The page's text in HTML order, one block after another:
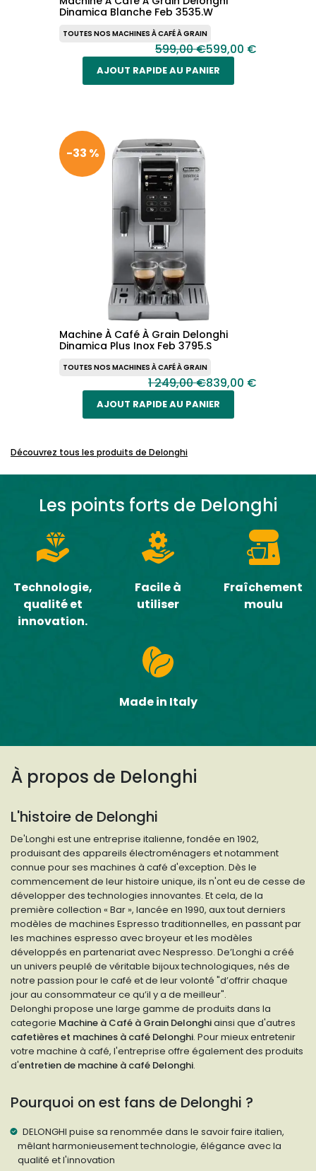
Dinamica Blanche Feb 3535.W
TOUTES NOS MACHINES À CAFÉ À GRAIN
599,00 €599,00 €
AJOUT RAPIDE AU PANIER
-33 %
Machine À Café À Grain Delonghi
Dinamica Plus Inox Feb 3795.S
TOUTES NOS MACHINES À CAFÉ À GRAIN
1 249,00 €839,00 €
AJOUT RAPIDE AU PANIER
Découvrez tous les produits de Delonghi
Les points forts de Delonghi
Technologie,
qualité et
innovation.
Facile à
utiliser
Fraîchement
moulu
Made in Italy
À propos de Delonghi
L'histoire de Delonghi
De'Longhi est une entreprise italienne, fondée en 1902,
produisant des appareils électroménagers et notamment
connue pour ses machines à café d'exception. Dès le
commencement de leur histoire unique, ils n'ont eu de cesse de
développer des technologies innovantes. Et cela, de la
première collection « Bar », lancée en 1990, aux tout derniers
modèles de machines Espresso traditionnelles, en passant par
les machines espresso avec broyeur et les modèles
développés en partenariat avec Nespresso. De’Longhi a créé
un univers peuplé de véritable bijoux technologiques, nés de
notre passion pour le café et de leur volonté "d’offrir chaque
jour au consommateur ce qu’il y a de meilleur".
Delonghi propose une large gamme de produits dans la
categorie Machine à Café à Grain Delonghiainsi que d'autres
cafetières et machines à café Delonghi. Pour mieux entretenir
votre machine à café, l'entreprise offre également des produits
d'entretien de machine à café Delonghi.
Pourquoi on est fans de Delonghi ?
DELONGHI puise sa renommée dans le savoir faire italien,
mêlant harmonieusement technologie, élégance avec la
qualité et l'innovation